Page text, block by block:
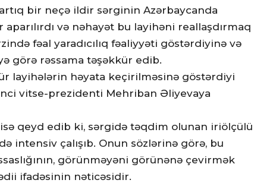
bir neçə ildir sərginin Azərbaycanda
və nəhayət bu layihəni reallaşdırmaq
fəal yaradıcılıq fəaliyyəti göstərdiyinə və
görə rəssama təşəkkür edib.
layihələrin həyata keçirilməsinə göstərdiyi
vitse-prezidenti Mehriban Əliyevaya
isə qeyd edib ki, sərgidə təqdim olunan iriölçülü
intensiv çalışıb. Onun sözlərinə görə, bu
görünməyəni görünənə çevirmək
ifadəsinin nəticəsidir.